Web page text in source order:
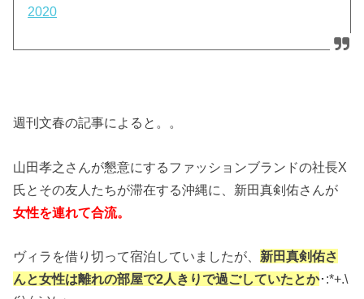
2020
週刊文春の記事によると。。
山田孝之さんが懇意にするファッションブランドの社長X
氏とその友人たちが滞在する沖縄に、新田真剣佑さんが
女性を連れて合流。
ヴィラを借り切って宿泊していましたが、 新田真剣佑さ
んと女性は離れの部屋で2人きりで過ごしていたとか･:*+.\